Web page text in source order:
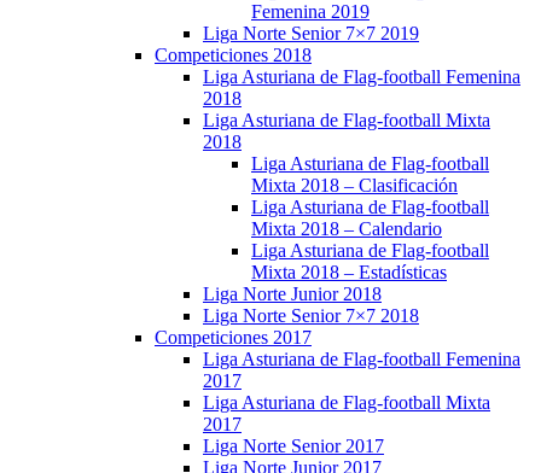
Femenina 2019
Liga Norte Senior 7×7 2019
Competiciones 2018
Liga Asturiana de Flag-football Femenina
2018
Liga Asturiana de Flag-football Mixta
2018
Liga Asturiana de Flag-football
Mixta 2018 – Clasificación
Liga Asturiana de Flag-football
Mixta 2018 – Calendario
Liga Asturiana de Flag-football
Mixta 2018 – Estadísticas
Liga Norte Junior 2018
Liga Norte Senior 7×7 2018
Competiciones 2017
Liga Asturiana de Flag-football Femenina
2017
Liga Asturiana de Flag-football Mixta
2017
Liga Norte Senior 2017
Liga Norte Junior 2017